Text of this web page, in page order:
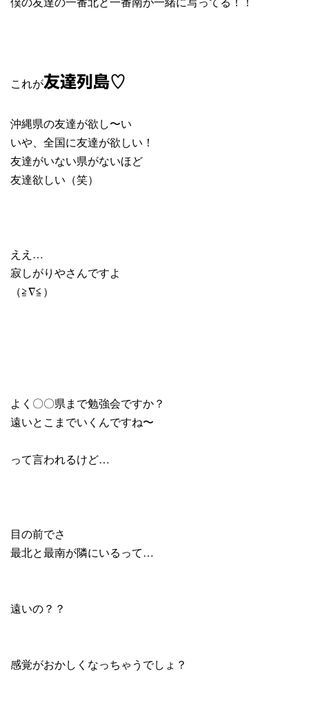
これが友達列島♡
沖縄県の友達が欲し〜い
いや、全国に友達が欲しい！
友達がいない県がないほど
友達欲しい（笑）
ええ…
寂しがりやさんですよ
（≧∇≦）
よく〇〇県まで勉強会ですか？
遠いとこまでいくんですね〜
って言われるけど…
目の前でさ
最北と最南が隣にいるって…
遠いの？？
感覚がおかしくなっちゃうでしょ？